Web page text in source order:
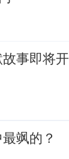
事即将开
飒的？